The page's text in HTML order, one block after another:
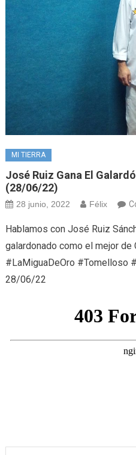
MI TIERRA
José Ruiz Gana El
(28/06/22)
28 junio, 2022 Félix
Hablamos con José Ruiz
galardonado como el mejor de
#LaMiguaDeOro #Tomelloso
28/06/22